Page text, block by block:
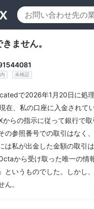
ません。
未検証
で2026年1月20日に処
在、私の口座に入金されて
からの指示に従って銀行で
の参照番号での取引はなく
は私が出金した金額の取引
から受け取った唯一の情
というものでした。しかし
ん。